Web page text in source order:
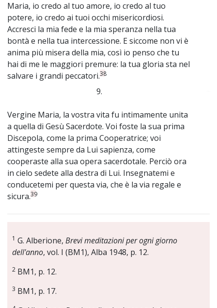
Maria, io credo al tuo amore, io credo al tuo
potere, io credo ai tuoi occhi misericordiosi.
Accresci la mia fede e la mia speranza nella tua
bontà e nella tua intercessione. E siccome non vi è
anima più misera della mia, così io penso che tu
hai di me le maggiori premure: la tua gloria sta nel
salvare i grandi peccatori.38
9.
Vergine Maria, la vostra vita fu intimamente unita
a quella di Gesù Sacerdote. Voi foste la sua prima
Discepola, come la prima Cooperatrice; voi
attingeste sempre da Lui sapienza, come
cooperaste alla sua opera sacerdotale. Perciò ora
in cielo sedete alla destra di Lui. Insegnatemi e
conducetemi per questa via, che è la via regale e
sicura.39
1 G. Alberione, Brevi meditazioni per ogni giorno
dell'anno, vol. I (BM1), Alba 1948, p. 12.
2 BM1, p. 12.
3 BM1, p. 17.